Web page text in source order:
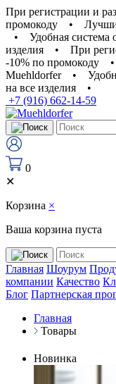
При регистрации и
промокоду
•
•
Удобная система
изделия
•
При
-10% по промокоду
Muehldorfer
•
на все изделия
•
+7 (916) 662-14-59
0
✕
Корзина ×
Ваша корзина пуста
Главная Шоурум
компании Качество
Блог Партнерская
Главная
Товары
Новинка